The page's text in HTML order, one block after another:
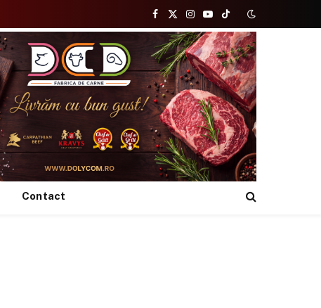
Facebook
X
(Twitter)
Instagram
YouTubeTikTok
Contact